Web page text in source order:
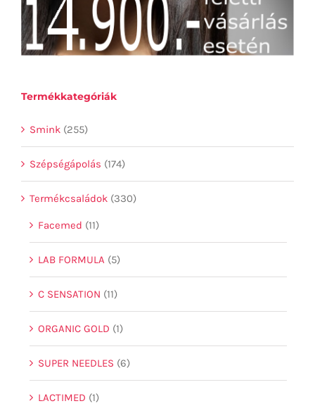
Termékkategóriák
Smink (255)
Szépségápolás (174)
Termékcsaládok (330)
Facemed (11)
LAB FORMULA (5)
C SENSATION (11)
ORGANIC GOLD (1)
SUPER NEEDLES (6)
LACTIMED (1)